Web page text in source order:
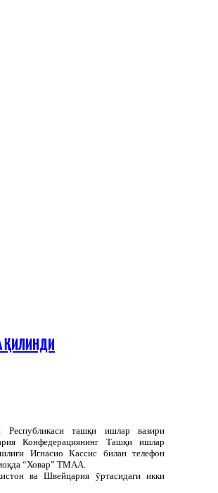
ташқи ишлар вазири
Конфедерациянинг Ташқи ишлар
Игнасио Кассис билан телефон
“Ховар” ТМАА.
ва Швейцария ӯртасидаги икки